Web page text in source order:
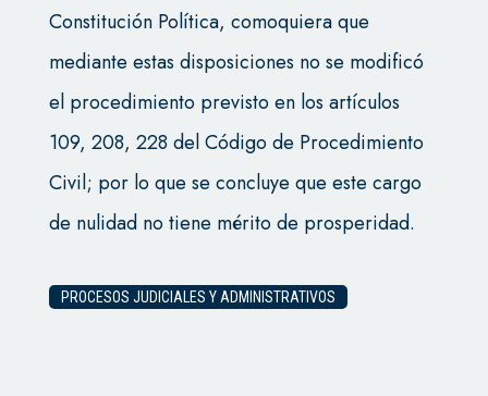
Constitución Política, comoquiera que
mediante estas disposiciones no se modificó
el procedimiento previsto en los artículos
109, 208, 228 del Código de Procedimiento
Civil; por lo que se concluye que este cargo
de nulidad no tiene mérito de prosperidad.
PROCESOS JUDICIALES Y ADMINISTRATIVOS